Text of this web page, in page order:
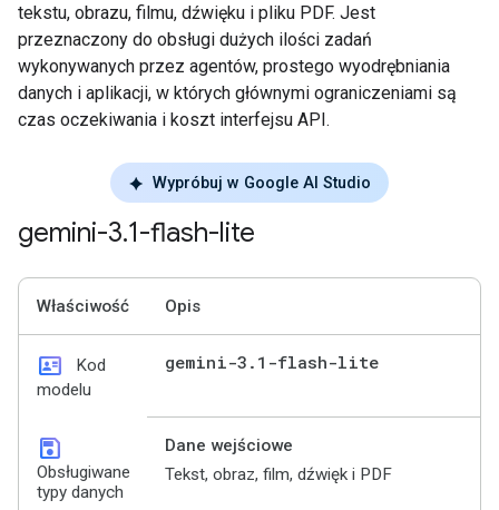
tekstu, obrazu, filmu, dźwięku i pliku PDF. Jest
przeznaczony do obsługi dużych ilości zadań
wykonywanych przez agentów, prostego wyodrębniania
danych i aplikacji, w których głównymi ograniczeniami są
czas oczekiwania i koszt interfejsu API.
Wypróbuj w Google AI Studio
gemini-3.1-flash-lite
Właściwość Opis
id_card
Kod
modelu
gemini-3 . 1-flash-lite
save
Obsługiwane
typy danych
Dane wejściowe
Tekst, obraz, film, dźwięk i PDF